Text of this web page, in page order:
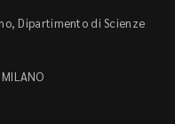
Dipartimento di Scienze